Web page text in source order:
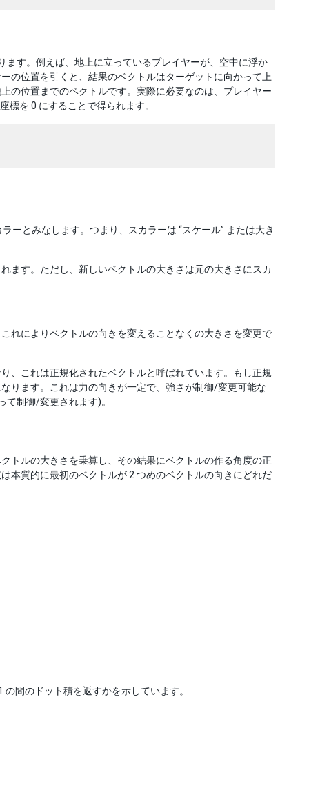
ます。例えば、地上に立っているプレイヤーが、空中に浮か
の位置を引くと、結果のベクトルはターゲットに向かって上
の位置までのベクトルです。実際に必要なのは、プレイヤー
標を 0 にすることで得られます。
ーとみなします。つまり、スカラーは “スケール” または大き
ます。ただし、新しいベクトルの大きさは元の大きさにスカ
れによりベクトルの向きを変えることなくの大きさを変更で
、これは正規化されたベクトルと呼ばれています。もし正規
ります。これは力の向きが一定で、強さが制御/変更可能な
制御/変更されます)。
トルの大きさを乗算し、その結果にベクトルの作る角度の正
本質的に最初のベクトルが 2 つめのベクトルの向きにどれだ
間のドット積を返すかを示しています。